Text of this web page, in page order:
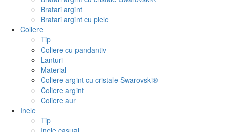
Bratari argint
Bratari argint cu piele
Coliere
Tip
Coliere cu pandantiv
Lanturi
Material
Coliere argint cu cristale Swarovski®
Coliere argint
Coliere aur
Inele
Tip